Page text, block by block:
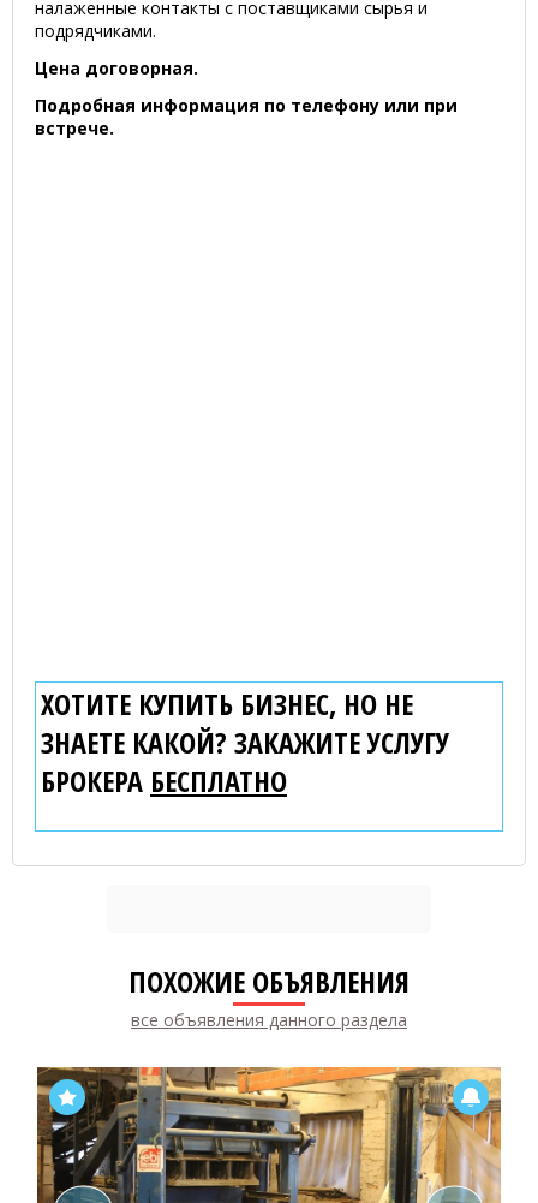
налаженные контакты с поставщиками сырья и
подрядчиками.
Цена договорная.
Подробная информация по телефону или при
встрече.
ХОТИТЕ КУПИТЬ БИЗНЕС, НО НЕ
ЗНАЕТЕ КАКОЙ? ЗАКАЖИТЕ УСЛУГУ
БРОКЕРА БЕСПЛАТНО
ПОХОЖИЕ ОБЪЯВЛЕНИЯ
все объявления данного раздела